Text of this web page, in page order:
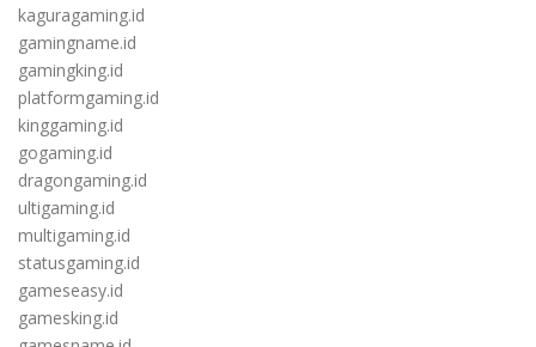
kaguragaming.id
gamingname.id
gamingking.id
platformgaming.id
kinggaming.id
gogaming.id
dragongaming.id
ultigaming.id
multigaming.id
statusgaming.id
gameseasy.id
gamesking.id